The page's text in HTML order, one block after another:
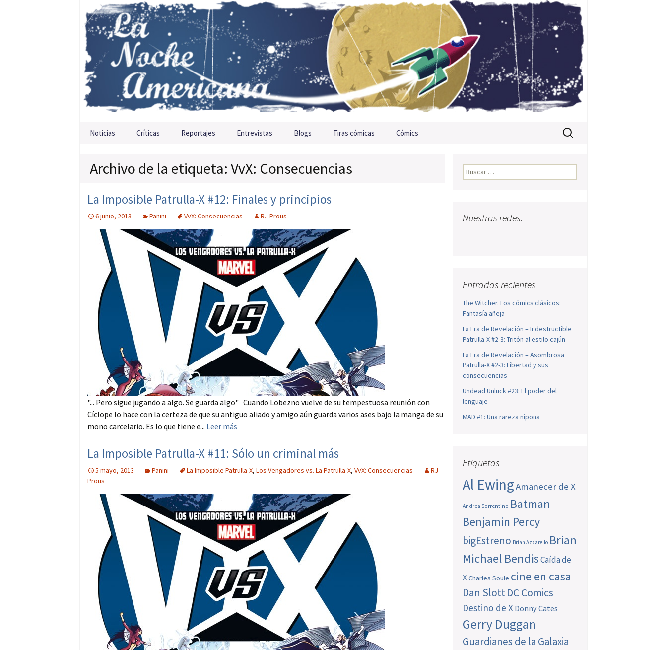
Saltar al contenido
Noticias Críticas Reportajes Entrevistas Blogs Tiras cómicas Cómics Buscar:
Archivo de la etiqueta: VvX: Consecuencias
La Imposible Patrulla-X #12: Finales y principios
6 junio, 2013 Panini VvX: Consecuencias RJ Prous
"... Pero sigue jugando a algo. Se guarda algo" Cuando Lobezno vuelve de su tempestuosa reunión con
Cíclope lo hace con la certeza de que su antiguo aliado y amigo aún guarda varios ases bajo la manga de su
mono carcelario. Es lo que tiene e... Leer más
La Imposible Patrulla-X #11: Sólo un criminal más
5 mayo, 2013 Panini La Imposible Patrulla-X, Los Vengadores vs. La Patrulla-X, VvX: Consecuencias
RJ
Prous
Buscar:
Nuestras redes:
Entradas recientes
The Witcher. Los cómics clásicos:
Fantasía añeja
La Era de Revelación – Indestructible
Patrulla-X #2-3: Tritón al estilo cajún
La Era de Revelación – Asombrosa
Patrulla-X #2-3: Libertad y sus
consecuencias
Undead Unluck #23: El poder del
lenguaje
MAD #1: Una rareza nipona
Etiquetas
Al EwingAmanecer de X
Andrea Sorrentino Batman
Benjamin Percy
bigEstreno Brian Azzarello Brian
Michael BendisCaída de
XCharles Soule cine en casa
Dan SlottDC Comics
Destino de X Donny Cates
Gerry Duggan
Guardianes de la Galaxia